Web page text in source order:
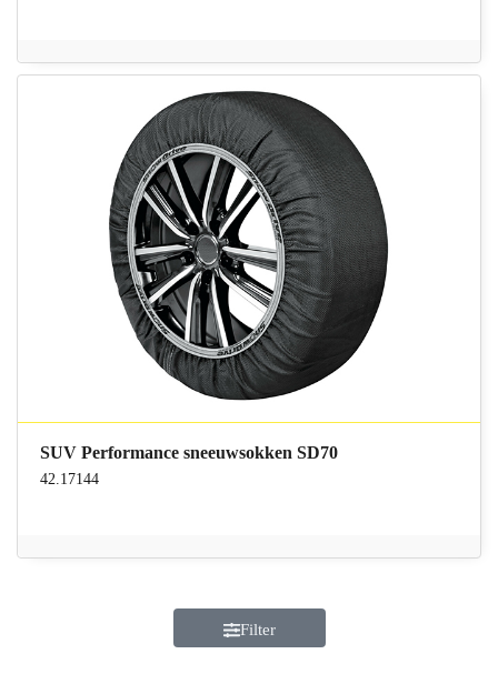
SUV Performance sneeuwsokken SD70
42.17144
Filter